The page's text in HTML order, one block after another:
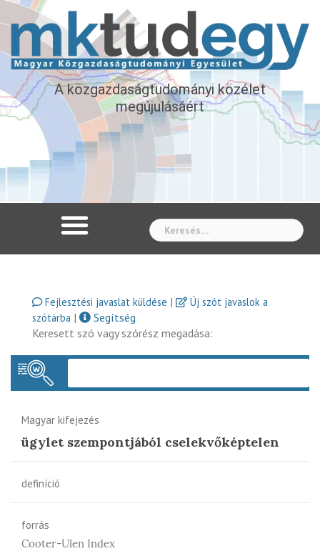
A közgazdaságtudományi közélet
megújulásáért
Fejlesztési javaslat küldése |
Új szót javaslok a
szótárba |
Segítség
Keresett szó vagy szórész megadása:
Magyar kifejezés
ügylet szempontjából cselekvőképtelen
definíció
forrás
Cooter-Ulen Index